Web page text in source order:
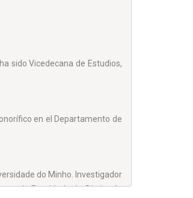
sido Vicedecana de Estudios,
en el Departamento de
do Minho. Investigador
pela Faculdade de Direito da